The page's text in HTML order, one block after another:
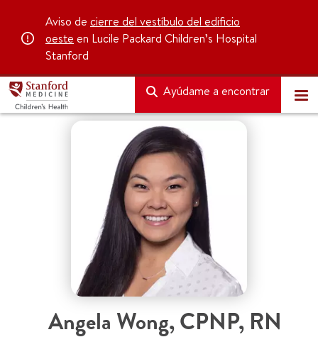
Aviso de cierre del vestíbulo del edificio
oeste en Lucile Packard Children’s Hospital
Stanford
Ayúdame a encontrar
Angela Wong,CPNP, RN